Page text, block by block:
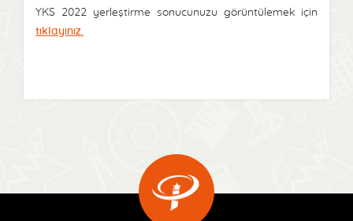
YKS 2022 yerleştirme sonucunuzu görüntülemek için
tıklayınız.